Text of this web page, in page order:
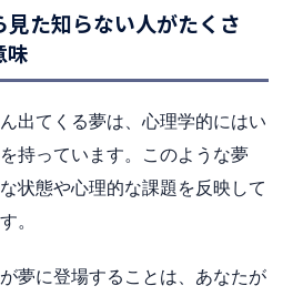
た知らない人がたくさ
味
出てくる夢は、心理学的にはい
持っています。このような夢
状態や心理的な課題を反映して
。
夢に登場することは、あなたが